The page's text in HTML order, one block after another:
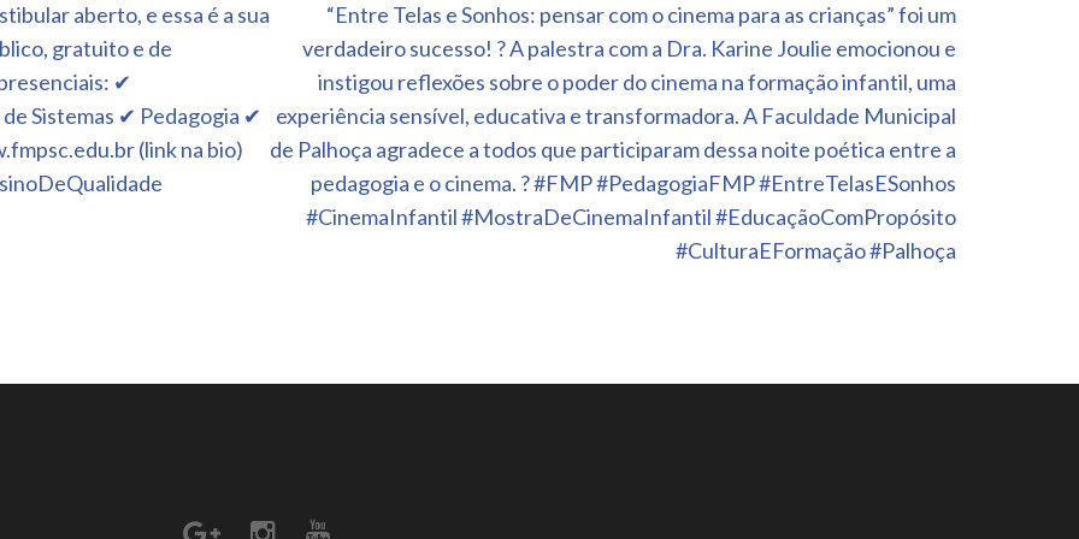
aberto, e essa é a sua
gratuito e de
✔
Sistemas ✔ Pedagogia ✔
(link na bio)
“Entre Telas e Sonhos: pensar com o cinema para as crianças” foi um
verdadeiro sucesso! ? A palestra com a Dra. Karine Joulie emocionou e
instigou reflexões sobre o poder do cinema na formação infantil, uma
experiência sensível, educativa e transformadora. A Faculdade Municipal
de Palhoça agradece a todos que participaram dessa noite poética entre a
pedagogia e o cinema. ? #FMP #PedagogiaFMP #EntreTelasESonhos
#CinemaInfantil #MostraDeCinemaInfantil #EducaçãoComPropósito
#CulturaEFormação #Palhoça